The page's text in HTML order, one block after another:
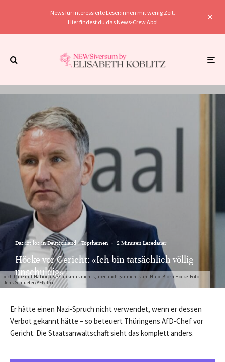
News für interessierte Leser:innen mit wenig Zeit.
Hier findest du das News-Crew Abo!
«Ich habe mit Nationalsozialismus nichts, aber auch gar nichts am Hut»: Björn Höcke. Foto:
Jens Schlueter/AFP/dpa
Das ist los in Deutschland Topthemen · 2 Minuten Lesedauer
Höcke vor Gericht: «Ich bin tatsächlich völlig
unschuldig»
Er hätte einen Nazi-Spruch nicht verwendet, wenn er dessen
Verbot gekannt hätte – so beteuert Thüringens AfD-Chef vor
Gericht. Die Staatsanwaltschaft sieht das komplett anders.